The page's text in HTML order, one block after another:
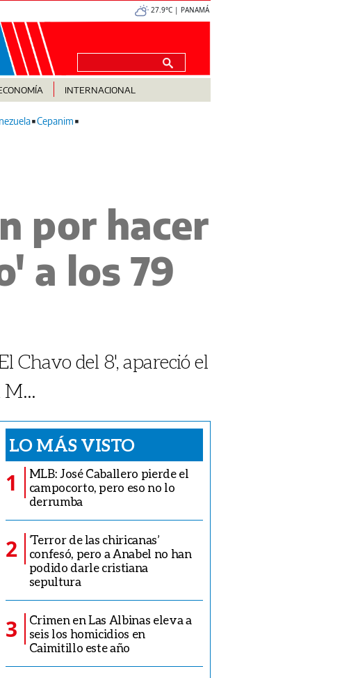
27.9°C | PANAMÁ
INTERNACIONAL
Cepanim
por hacer
a los 79
Chavo del 8', apareció el
M...
LO MÁS VISTO
1
MLB: José Caballero pierde el
campocorto, pero eso no lo
derrumba
2
‘Terror de las chiricanas’
confesó, pero a Anabel no han
podido darle cristiana
sepultura
3
Crimen en Las Albinas eleva a
seis los homicidios en
Caimitillo este año